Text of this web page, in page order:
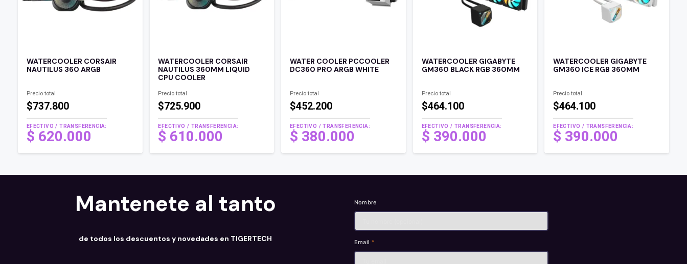
WATERCOOLER CORSAIR
NAUTILUS 360 ARGB
Precio total
$737.800
EFECTIVO / TRANSFERENCIA:
$ 620.000
WATERCOOLER CORSAIR
NAUTILUS 360MM LIQUID
CPU COOLER
Precio total
$725.900
EFECTIVO / TRANSFERENCIA:
$ 610.000
WATER COOLER PCCOOLER
DC360 PRO ARGB WHITE
Precio total
$452.200
EFECTIVO / TRANSFERENCIA:
$ 380.000
WATERCOOLER GIGABYTE
GM360 BLACK RGB 360MM
Precio total
$464.100
EFECTIVO / TRANSFERENCIA:
$ 390.000
WATERCOOLER GIGABYTE
GM360 ICE RGB 360MM
Precio total
$464.100
EFECTIVO / TRANSFERENCIA:
$ 390.000
Mantenete al tanto
de todos los descuentos y novedades en TIGERTECH
Nombre
Email *